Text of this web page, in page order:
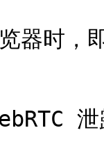
器时，
泄